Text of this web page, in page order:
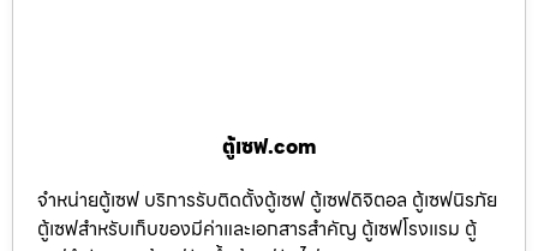
ตู้เซฟ.com
จำหน่ายตู้เซฟ บริการรับติดตั้งตู้เซฟ ตู้เซฟดิจิตอล ตู้เซฟนิรภัย
ตู้เซฟสำหรับเก็บของมีค่าและเอกสารสำคัญ ตู้เซฟโรงแรม ตู้